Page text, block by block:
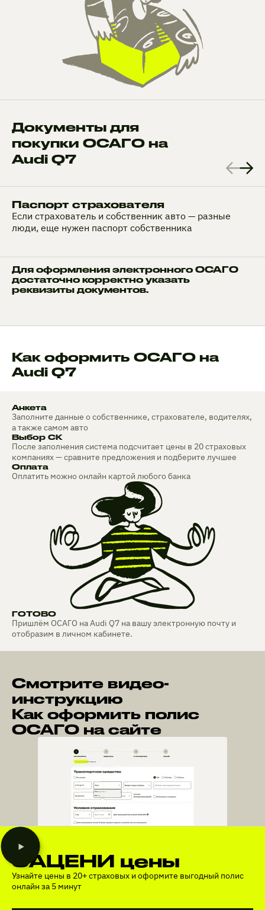
Документы для
покупки ОСАГО на
Audi Q7
Паспорт страхователя
Если страхователь и собственник авто — разные
люди, еще нужен паспорт собственника
Для оформления электронного ОСАГО
достаточно корректно указать
реквизиты документов.
Как оформить ОСАГО на
Audi Q7
Анкета
Заполните данные о собственнике, страхователе, водителях,
а также самом авто
Выбор СК
После заполнения система подсчитает цены в 20 страховых
компаниях — сравните предложения и подберите лучшее
Оплата
Оплатить можно онлайн картой любого банка
ГОТОВО
Пришлём ОСАГО на Audi Q7 на вашу электронную почту и
отобразим в личном кабинете.
Смотрите видео-
инструкцию
Как оформить полис
ОСАГО на сайте
ЗАЦЕНИ цены
Узнайте цены в 20+ страховых и оформите выгодный полис
онлайн за 5 минут